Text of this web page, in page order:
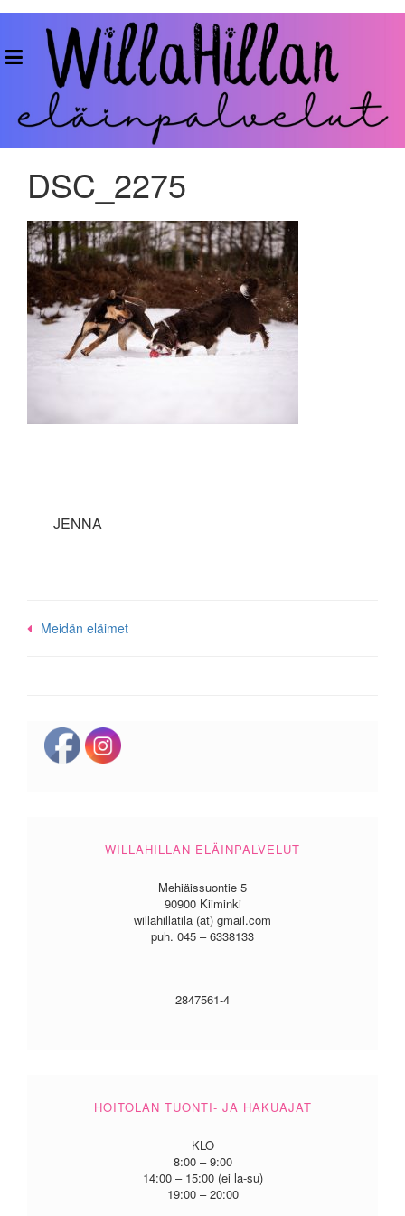
Skip
WillaHillan
Eläinpalvelut
DSC_2275
JENNA
Post
Meidän eläimet
WILLAHILLAN ELÄINPALVELUT
Mehiäissuontie 5
90900 Kiiminki
willahillatila (at) gmail.com
puh. 045 – 6338133
2847561-4
HOITOLAN TUONTI- JA HAKUAJAT
KLO
8:00 – 9:00
14:00 – 15:00 (ei la-su)
19:00 – 20:00